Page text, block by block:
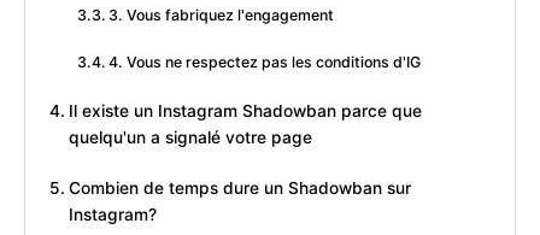
3. Vous fabriquez l'engagement
4. Vous ne respectez pas les conditions d'IG
Il existe un Instagram Shadowban parce que
quelqu'un a signalé votre page
Combien de temps dure un Shadowban sur
Instagram?